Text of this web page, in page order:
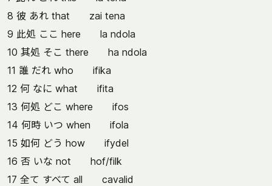
8 彼 あれ that zai tena
9 此処 ここ here la ndola
10 其処 そこ there ha ndola
11 誰 だれ who ifika
12 何 なに what ifita
13 何処 どこ where ifos
14 何時 いつ when ifola
15 如何 どう how ifydel
16 否 いな not hof/filk
17 全て すべて all cavalid